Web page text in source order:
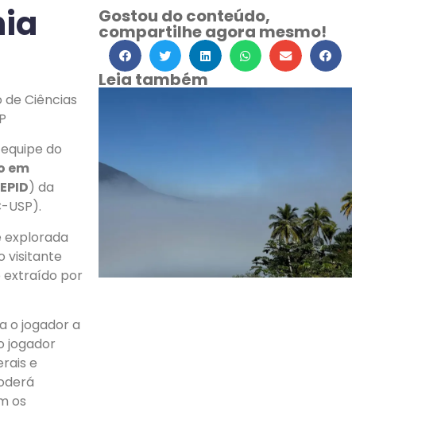
Ciências
do
em
) da
USP).
explorada
visitante
extraído por
o jogador a
jogador
e
os
Gostou do conteúdo,
compartilhe agora mesmo!
Leia também